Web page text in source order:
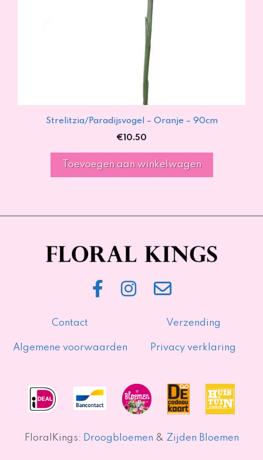
Strelitzia/Paradijsvogel – Oranje – 90cm
€10.50
Toevoegen aan winkelwagen
Contact Verzending
Algemene voorwaarden Privacy verklaring
FloralKings: Droogbloemen & Zijden Bloemen